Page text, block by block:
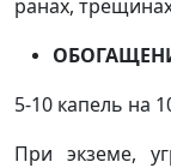
ранах,
5-10 капель на
При экземе,